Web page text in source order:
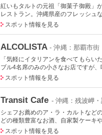
紅いもタルトの元祖「御菓子御殿」
レストラン。沖縄県産のフレッシュ
スポット情報を見る
ALCOLISTA - 沖縄：那覇市街
「気軽にイタリアンを食べてもら
ブル4名席のみの小さなお店ですが
スポット情報を見る
Transit Cafe - 沖縄：残波岬
シェフお薦めのア・ラ・カルトなど
どの種類豊富なお酒、自家製ケーキ
スポット情報を見る